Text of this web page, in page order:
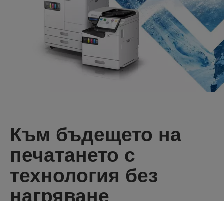
Към бъдещето на
печатането с
технология без
нагряване